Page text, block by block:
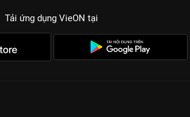
thác góc khuất ngành vận chuyển, từ
Sơn đến những dự án Thành Phố Trên
chất drama Hong Kong, mỗi tập phim
không chỉ là phim giải trí, mà còn là bài
Tải ứng dụng VieON tại